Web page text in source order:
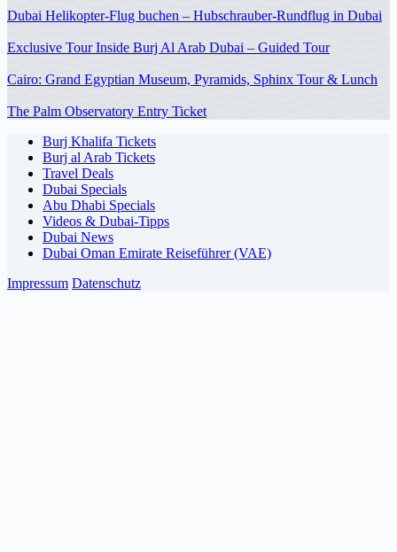
Dubai Helikopter-Flug buchen – Hubschrauber-Rundflug in Dubai
Exclusive Tour Inside Burj Al Arab Dubai – Guided Tour
Cairo: Grand Egyptian Museum, Pyramids, Sphinx Tour & Lunch
The Palm Observatory Entry Ticket
Burj Khalifa Tickets
Burj al Arab Tickets
Travel Deals
Dubai Specials
Abu Dhabi Specials
Videos & Dubai-Tipps
Dubai News
Dubai Oman Emirate Reiseführer (VAE)
Impressum Datenschutz